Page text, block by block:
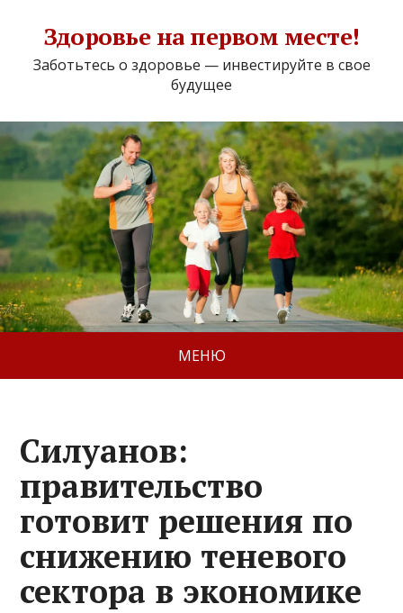
Здоровье на первом месте!
Заботьтесь о здоровье — инвестируйте в свое
будущее
МЕНЮ
Силуанов:
правительство
готовит решения по
снижению теневого
сектора в экономике